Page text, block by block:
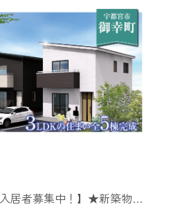
【サークル管理日記｜入居者募集中！】★新築物件★御幸町戸建5棟 Ｖｉｌｌａ ＭＩＹＵＫＩ（ヴィラ ミユキ）